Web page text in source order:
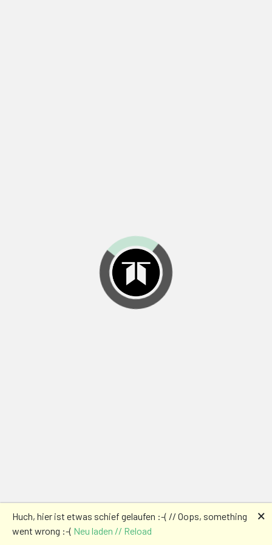
Huch, hier ist etwas schief gelaufen :-( // Oops, something
went wrong :-( Neu laden // Reload
🗙